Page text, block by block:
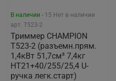
В наличии - 15 Нет в наличии
арт. T523-2
Триммер CHAMPION
Т523-2 (разъемн.прям.
1,4кВт 51,7см³ 7,4кг
HT21+40/255/25,4 U-
ручка легк.старт)